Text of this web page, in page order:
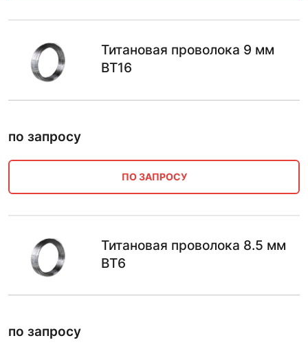
Титановая проволока 9 мм
ВТ16
по запросу
ПО ЗАПРОСУ
Титановая проволока 8.5 мм
ВТ6
по запросу